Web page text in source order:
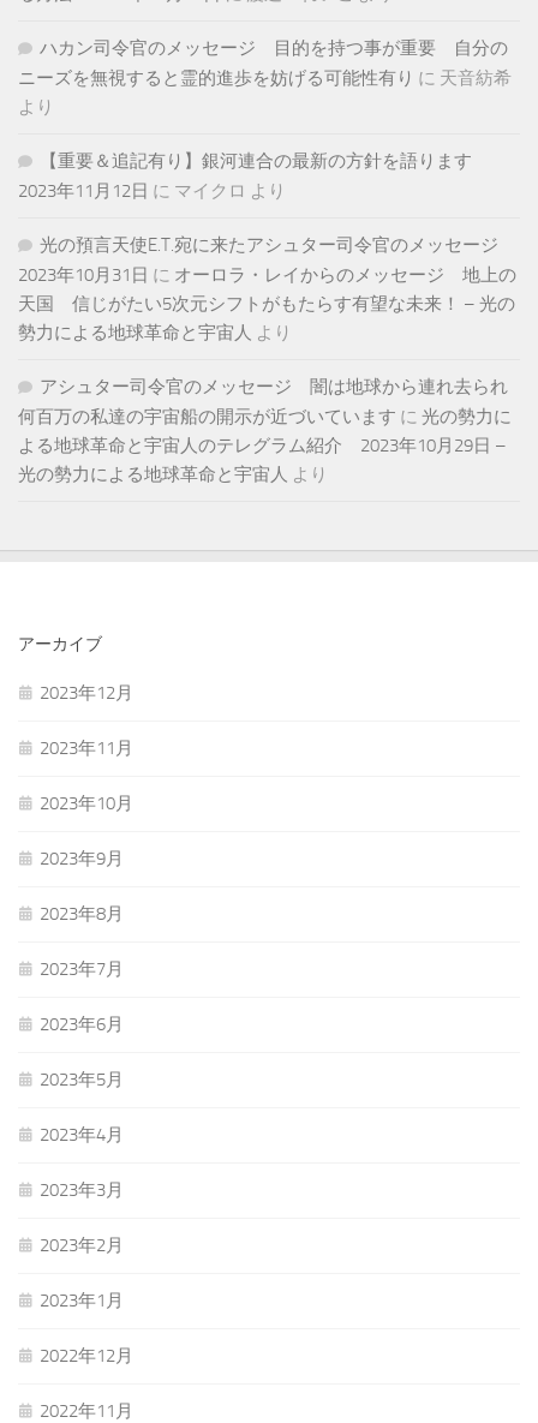
ハカン司令官のメッセージ 目的を持つ事が重要 自分の
ニーズを無視すると霊的進歩を妨げる可能性有り に 天音紡希
より
【重要＆追記有り】銀河連合の最新の方針を語ります
2023年11月12日 に マイクロ より
光の預言天使E.T.宛に来たアシュター司令官のメッセージ
2023年10月31日 に オーロラ・レイからのメッセージ 地上の
天国 信じがたい5次元シフトがもたらす有望な未来！ – 光の
勢力による地球革命と宇宙人 より
アシュター司令官のメッセージ 闇は地球から連れ去られ
何百万の私達の宇宙船の開示が近づいています に 光の勢力に
よる地球革命と宇宙人のテレグラム紹介 2023年10月29日 –
光の勢力による地球革命と宇宙人 より
アーカイブ
2023年12月
2023年11月
2023年10月
2023年9月
2023年8月
2023年7月
2023年6月
2023年5月
2023年4月
2023年3月
2023年2月
2023年1月
2022年12月
2022年11月